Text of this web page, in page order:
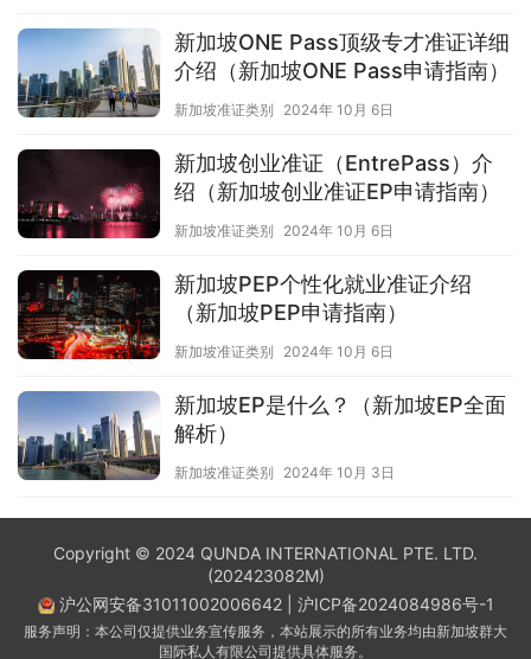
新加坡ONE Pass顶级专才准证详细
介绍（新加坡ONE Pass申请指南）
新加坡准证类别 2024年 10月 6日
新加坡创业准证（EntrePass）介
绍（新加坡创业准证EP申请指南）
新加坡准证类别 2024年 10月 6日
新加坡PEP个性化就业准证介绍
（新加坡PEP申请指南）
新加坡准证类别 2024年 10月 6日
新加坡EP是什么？（新加坡EP全面
解析）
新加坡准证类别 2024年 10月 3日
Copyright © 2024 QUNDA INTERNATIONAL PTE. LTD.
(202423082M)
沪公网安备31011002006642| 沪ICP备2024084986号-1
服务声明：本公司仅提供业务宣传服务，本站展示的所有业务均由新加坡群大
国际私人有限公司提供具体服务。